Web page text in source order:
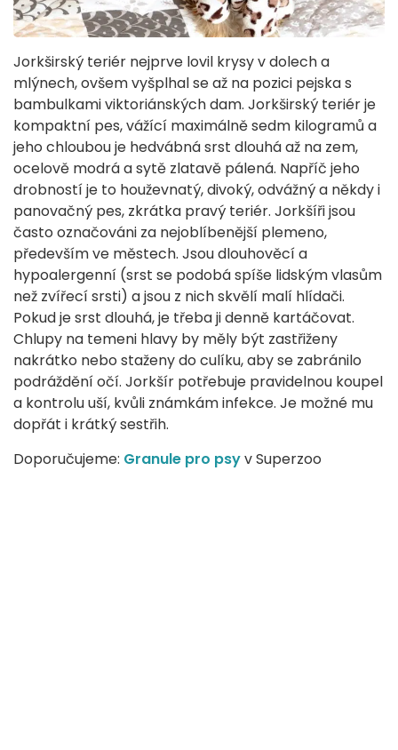
Jorkširský teriér nejprve lovil krysy v dolech a
mlýnech, ovšem vyšplhal se až na pozici pejska s
bambulkami viktoriánských dam. Jorkširský teriér je
kompaktní pes, vážící maximálně sedm kilogramů a
jeho chloubou je hedvábná srst dlouhá až na zem,
ocelově modrá a sytě zlatavě pálená. Napříč jeho
drobností je to houževnatý, divoký, odvážný a někdy i
panovačný pes, zkrátka pravý teriér. Jorkšíři jsou
často označováni za nejoblíbenější plemeno,
především ve městech. Jsou dlouhověcí a
hypoalergenní (srst se podobá spíše lidským vlasům
než zvířecí srsti) a jsou z nich skvělí malí hlídači.
Pokud je srst dlouhá, je třeba ji denně kartáčovat.
Chlupy na temeni hlavy by měly být zastřiženy
nakrátko nebo staženy do culíku, aby se zabránilo
podráždění očí. Jorkšír potřebuje pravidelnou koupel
a kontrolu uší, kvůli známkám infekce. Je možné mu
dopřát i krátký sestřih.
Doporučujeme: Granule pro psyv Superzoo